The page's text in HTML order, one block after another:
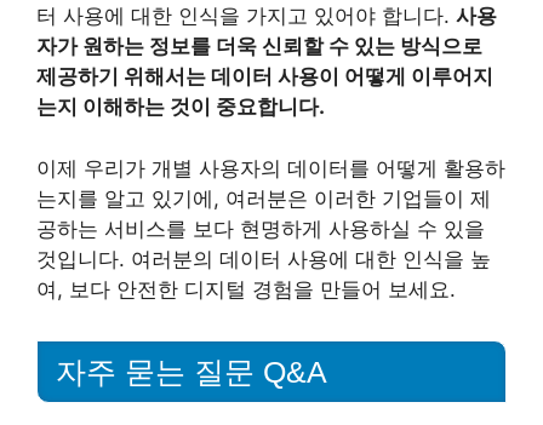
터 사용에 대한 인식을 가지고 있어야 합니다. 사용
자가 원하는 정보를 더욱 신뢰할 수 있는 방식으로
제공하기 위해서는 데이터 사용이 어떻게 이루어지
는지 이해하는 것이 중요합니다.
이제 우리가 개별 사용자의 데이터를 어떻게 활용하
는지를 알고 있기에, 여러분은 이러한 기업들이 제
공하는 서비스를 보다 현명하게 사용하실 수 있을
것입니다. 여러분의 데이터 사용에 대한 인식을 높
여, 보다 안전한 디지털 경험을 만들어 보세요.
자주 묻는 질문 Q&A